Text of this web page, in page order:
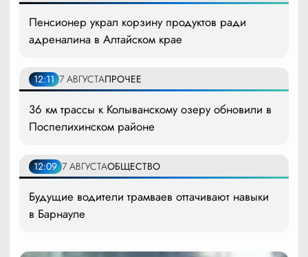
Пенсионер украл корзину продуктов ради
адреналина в Алтайском крае
12:11 7 АВГУСТАПРОЧЕЕ
36 км трассы к Колыванскому озеру обновили в
Поспелихинском районе
12:09 7 АВГУСТАОБЩЕСТВО
Будущие водители трамваев оттачивают навыки
в Барнауле